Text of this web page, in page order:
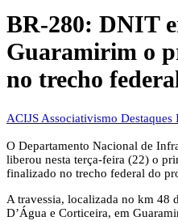
BR-280: DNIT
Guaramirim o
no trecho
ACIJS Associativismo Destaques
O Departamento Nacional de
liberou nesta terça-feira (22) o
finalizado no trecho federal do
A travessia, localizada no km 48
D’Água e Corticeira, em